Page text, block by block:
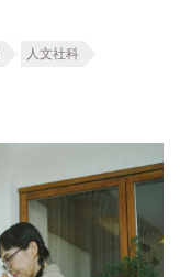
人文社科